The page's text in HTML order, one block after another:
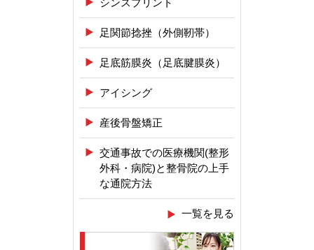
足関節捻挫（外側靭帯）
足底筋膜炎（足底腱膜炎）
アイシング
産後骨盤矯正
交通事故での医療機関(整形
外科・病院)と整骨院の上手
な通院方法
一覧を見る